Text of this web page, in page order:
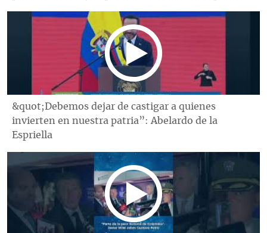
&quot;Debemos dejar de castigar a quienes
invierten en nuestra patria”: Abelardo de la
Espriella